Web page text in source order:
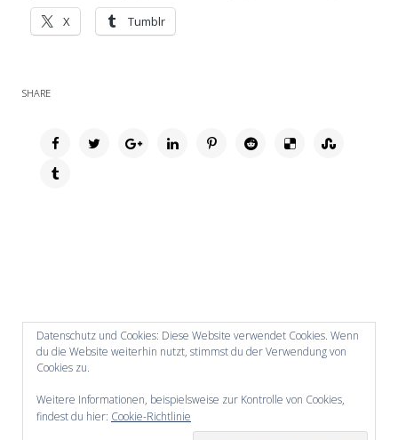
X Tumblr
SHARE
Datenschutz und Cookies: Diese Website verwendet Cookies. Wenn
du die Website weiterhin nutzt, stimmst du der Verwendung von
Cookies zu.
Weitere Informationen, beispielsweise zur Kontrolle von Cookies,
findest du hier: Cookie-Richtlinie